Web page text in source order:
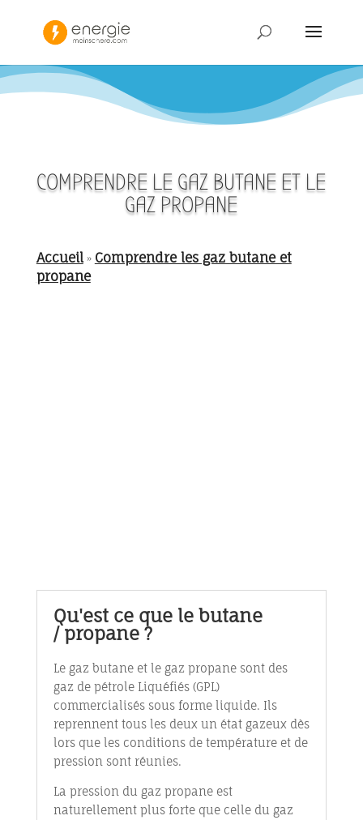
COMPRENDRE LE GAZ BUTANE ET LE
GAZ PROPANE
Accueil» Comprendre les gaz butane et
propane
Qu'est ce que le butane
/ propane ?
Le gaz butane et le gaz propane sont des
gaz de pétrole Liquéfiés (GPL)
commercialisés sous forme liquide. Ils
reprennent tous les deux un état gazeux dès
lors que les conditions de température et de
pression sont réunies.
La pression du gaz propane est
naturellement plus forte que celle du gaz